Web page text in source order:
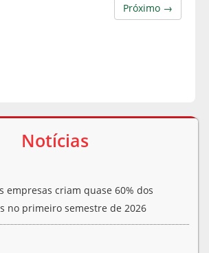
Próximo →
Notícias
empresas criam quase 60% dos
no primeiro semestre de 2026